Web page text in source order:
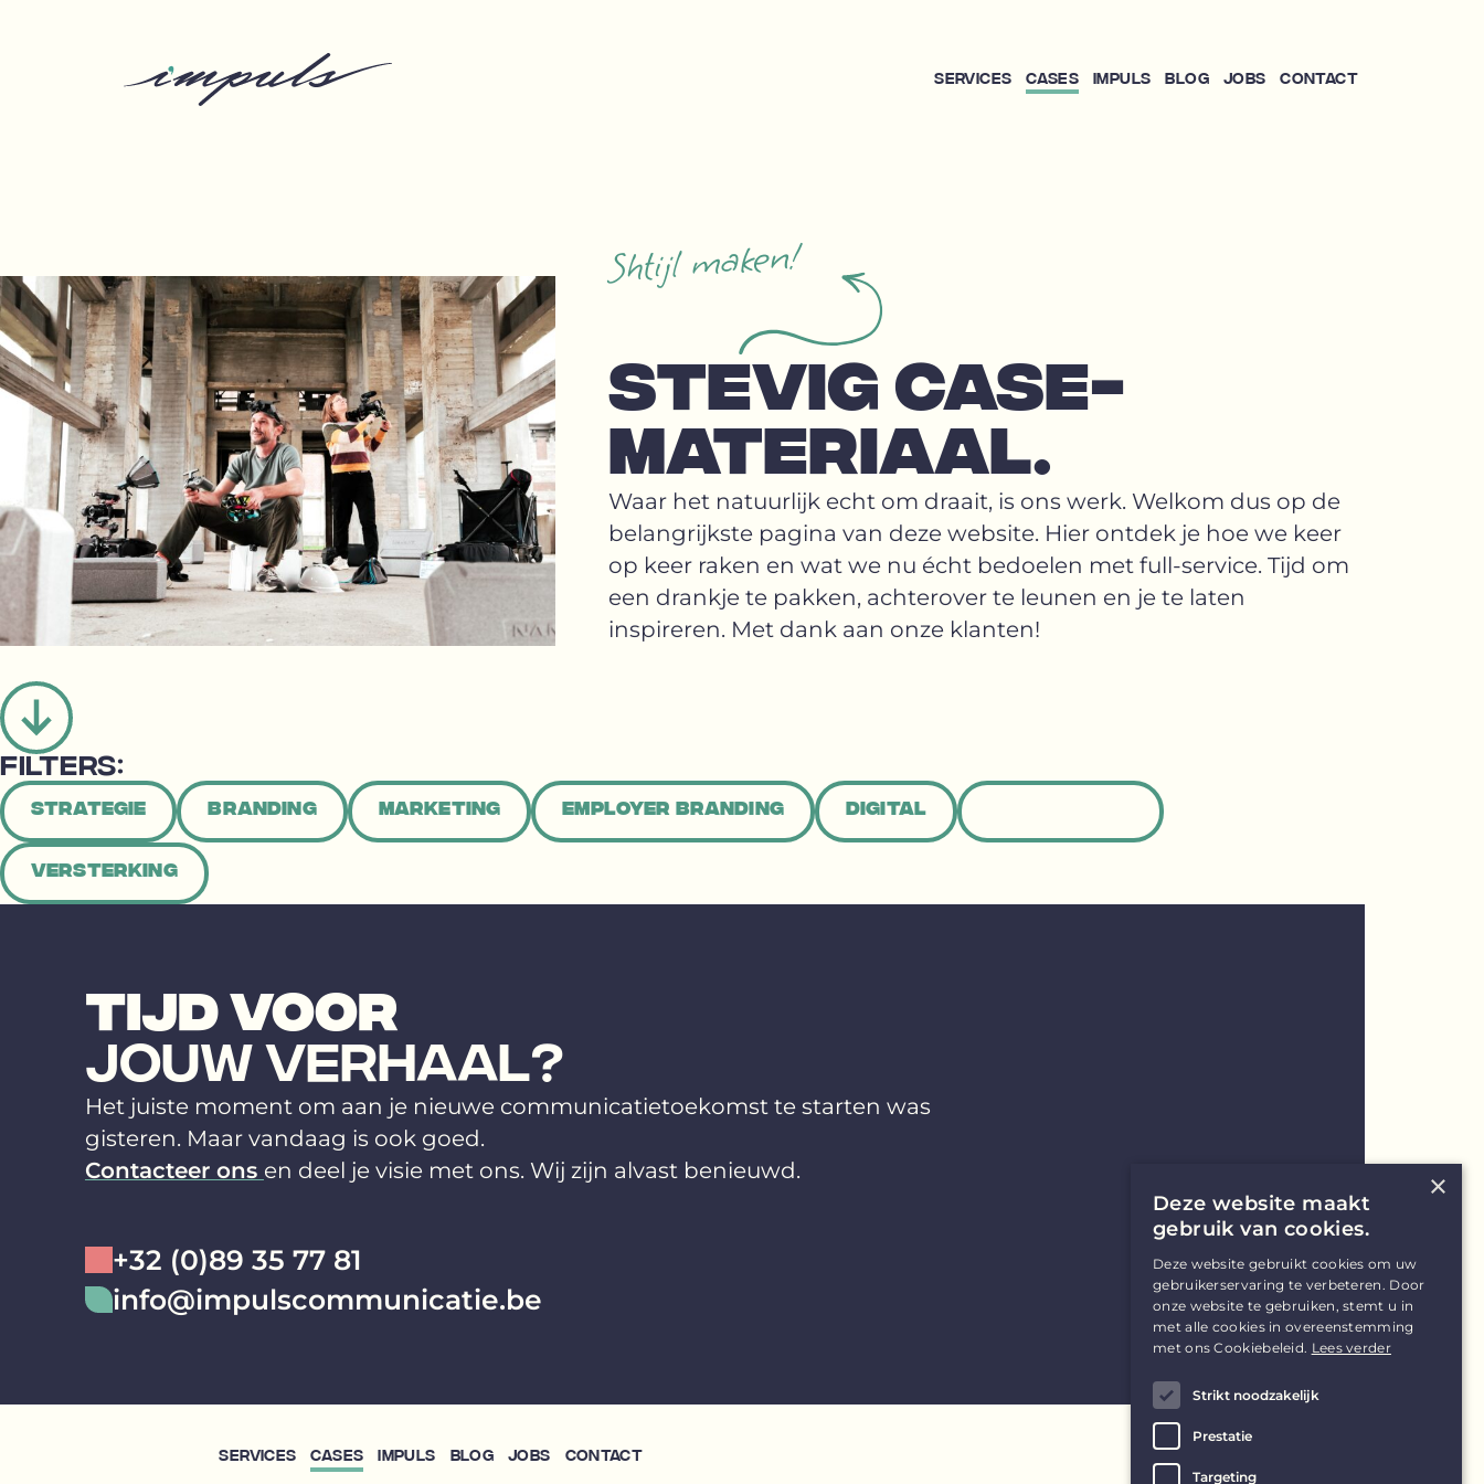
Services Cases Impuls Blog Jobs Contact
Shtijl maken!
STEVIG CASE­
MATERIAAL.
Waar het natuurlijk echt om draait, is ons werk. Welkom dus op de
belangrijkste pagina van deze website. Hier ontdek je hoe we keer
op keer raken en wat we nu écht bedoelen met full-service. Tijd om
een drankje te pakken, achterover te leunen en je te laten
inspireren. Met dank aan onze klanten!
FILTERS:
Strategie Branding Marketing Employer branding Digital
Versterking
TIJD VOOR
JOUW VERHAAL?
Het juiste moment om aan je nieuwe communicatietoekomst te starten was
gisteren. Maar vandaag is ook goed.
Contacteer ons en deel je visie met ons. Wij zijn alvast benieuwd.
+32 (0)89 35 77 81
info@impulscommunicatie.be
Services Cases Impuls Blog Jobs Contact
×
Deze website maakt
gebruik van cookies.
Deze website gebruikt cookies om uw
gebruikerservaring te verbeteren. Door
onze website te gebruiken, stemt u in
met alle cookies in overeenstemming
met ons Cookiebeleid. Lees verder
Strikt noodzakelijk
Prestatie
Targeting